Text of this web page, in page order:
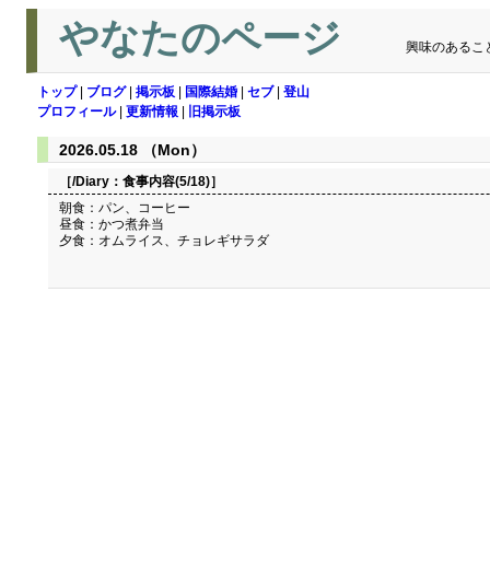
やなたのページ 興味のあるこ
トップ| ブログ| 掲示板 国際結婚 セブ| 登山
プロフィール| 更新情報 旧掲示板
2026.05.18 （Mon）
［/Diary： 食事内容(5/18)］
朝食：パン、コーヒー
昼食：かつ煮弁当
夕食：オムライス、チョレギサラダ